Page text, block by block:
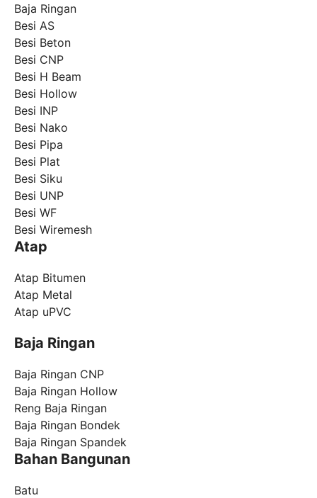
Baja Ringan
Besi AS
Besi Beton
Besi CNP
Besi H Beam
Besi Hollow
Besi INP
Besi Nako
Besi Pipa
Besi Plat
Besi Siku
Besi UNP
Besi WF
Besi Wiremesh
Atap
Atap Bitumen
Atap Metal
Atap uPVC
Baja Ringan
Baja Ringan CNP
Baja Ringan Hollow
Reng Baja Ringan
Baja Ringan Bondek
Baja Ringan Spandek
Bahan Bangunan
Batu